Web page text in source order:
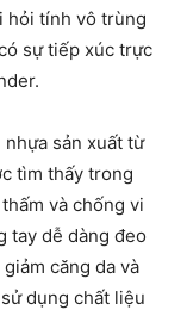
hỏi tính vô trùng
sự tiếp xúc trực
sản xuất từ
tìm thấy trong
và chống vi
tay dễ dàng đeo
căng da và
dụng chất liệu